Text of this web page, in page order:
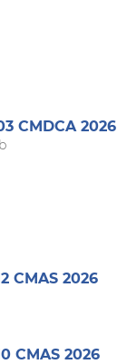
CMDCA 2026
CMAS 2026
CMAS 2026